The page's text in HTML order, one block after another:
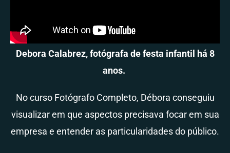
Debora Calabrez, fotógrafa de festa infantil há 8
anos.
No curso Fotógrafo Completo, Débora conseguiu
visualizar em que aspectos precisava focar em sua
empresa e entender as particularidades do público.